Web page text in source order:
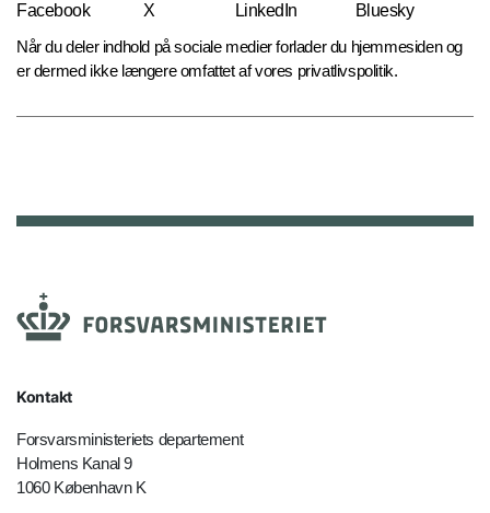
Facebook
X
LinkedIn
Bluesky
Når du deler indhold på sociale medier forlader du hjemmesiden og
er dermed ikke længere omfattet af vores privatlivspolitik.
Kontakt
Forsvarsministeriets departement
Holmens Kanal 9
1060 København K